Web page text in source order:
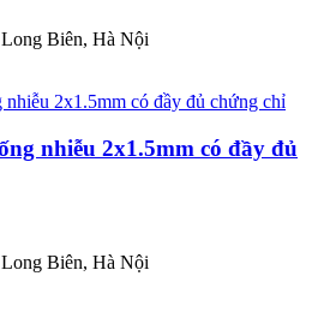
Biên, Hà Nội
nhiễu 2x1.5mm có đầy đủ
Biên, Hà Nội